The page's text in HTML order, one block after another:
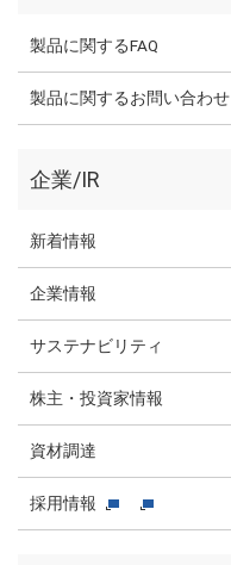
製品に関するFAQ
製品に関するお問い合わせ
企業/IR
新着情報
企業情報
サステナビリティ
株主・投資家情報
資材調達
採用情報